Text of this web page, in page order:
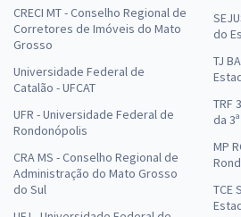
CRECI MT - Conselho Regional de
Corretores de Imóveis do Mato
Grosso
Universidade Federal de
Catalão - UFCAT
UFR - Universidade Federal de
Rondonópolis
CRA MS - Conselho Regional de
Administração do Mato Grosso
do Sul
do
TJ
TRF
da
MP
TCE